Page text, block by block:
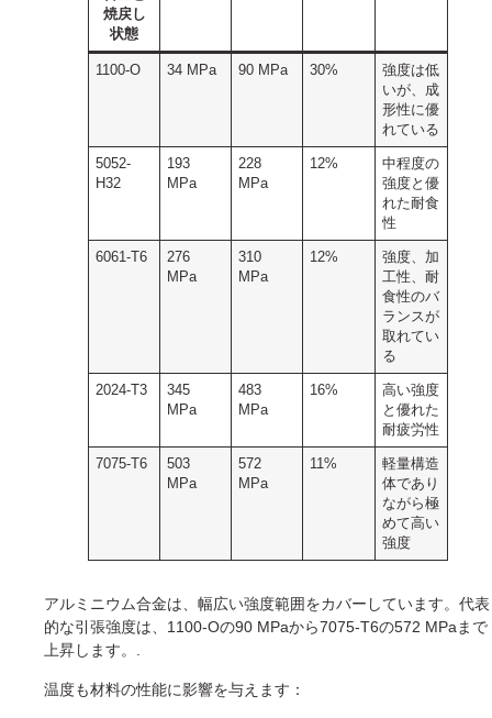
焼戻し
状態
1100-O 34 MPa 90 MPa 30%
強度は低
いが、成
形性に優
れている
5052-
H32
193
MPa
228
MPa
12%
中程度の
強度と優
れた耐食
性
6061-T6
276
MPa
310
MPa
12%
強度、加
工性、耐
食性のバ
ランスが
取れてい
る
2024-T3
345
MPa
483
MPa
16%
高い強度
と優れた
耐疲労性
7075-T6
503
MPa
572
MPa
11%
軽量構造
体であり
ながら極
めて高い
強度
アルミニウム合金は、幅広い強度範囲をカバーしています。代表
的な引張強度は、1100-Oの90 MPaから7075-T6の572 MPaまで
上昇します。.
温度も材料の性能に影響を与えます：